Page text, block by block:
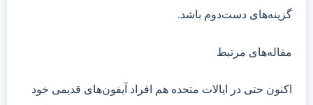
گزینه‌های دست‌دوم باشد.
مقاله‌های مرتبط
اکنون حتی در ایالات متحده هم افراد آیفون‌های قدیمی خود